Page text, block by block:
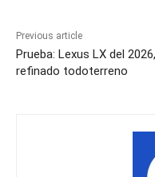
Previous article
Prueba: Lexus LX del
refinado todoterreno